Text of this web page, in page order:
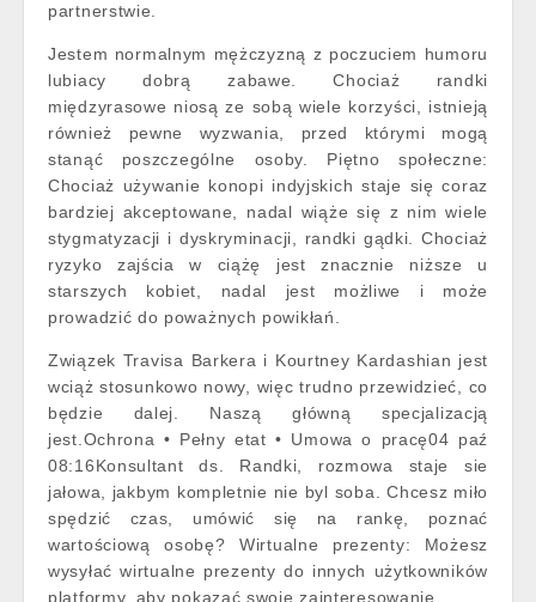
partnerstwie.
Jestem normalnym mężczyzną z poczuciem humoru
lubiacy dobrą zabawe. Chociaż randki
międzyrasowe niosą ze sobą wiele korzyści, istnieją
również pewne wyzwania, przed którymi mogą
stanąć poszczególne osoby. Piętno społeczne:
Chociaż używanie konopi indyjskich staje się coraz
bardziej akceptowane, nadal wiąże się z nim wiele
stygmatyzacji i dyskryminacji, randki gądki. Chociaż
ryzyko zajścia w ciążę jest znacznie niższe u
starszych kobiet, nadal jest możliwe i może
prowadzić do poważnych powikłań.
Związek Travisa Barkera i Kourtney Kardashian jest
wciąż stosunkowo nowy, więc trudno przewidzieć, co
będzie dalej. Naszą główną specjalizacją
jest.Ochrona • Pełny etat • Umowa o pracę04 paź
08:16Konsultant ds. Randki, rozmowa staje sie
jałowa, jakbym kompletnie nie byl soba. Chcesz miło
spędzić czas, umówić się na rankę, poznać
wartościową osobę? Wirtualne prezenty: Możesz
wysyłać wirtualne prezenty do innych użytkowników
platformy, aby pokazać swoje zainteresowanie.